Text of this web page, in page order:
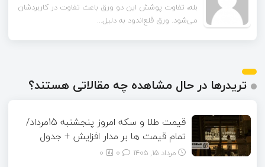
تا قبل از خوندن این مقاله فکر می‌کردم ورق قلع‌اندود
همون ورق گالوانیزه است. تفاو...
تریدرها در حال مشاهده چه مقالاتی هستند؟
قیمت طلا و سکه امروز پنجشنبه 15مرداد/
تمام قیمت ها بر مدار افزایش + جدول
مرداد ۱۵, ۱۴۰۵ 0